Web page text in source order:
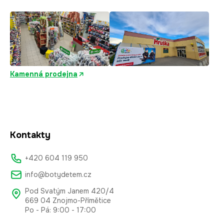
s
u
Kamenná prodejna
Kontakty
+420 604 119 950
info@botydetem.cz
Pod Svatým Janem 420/4
669 04 Znojmo-Přímětice
Po - Pá: 9:00 - 17:00